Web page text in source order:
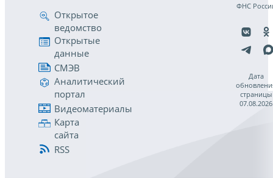
Открытое
ведомство
Открытые
данные
СМЭВ
Аналитический
портал
Видеоматериалы
Карта
сайта
RSS
ФНС
Дата
страницы
07.08.2026